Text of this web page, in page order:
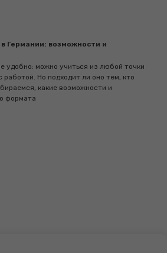
Германии: возможности и
удобно: можно учиться из любой точки
Но подходит ли оно тем, кто
какие возможности и
формата